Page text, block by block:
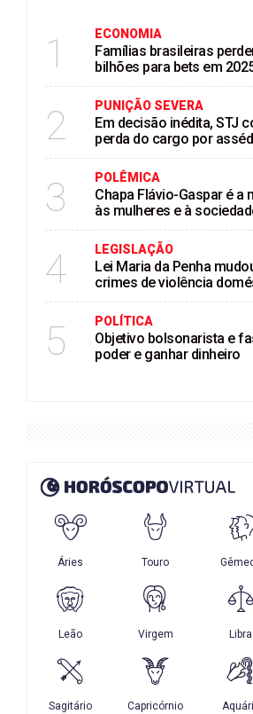
1 ECONOMIA
Famílias brasileiras
bilhões para bets em
2 PUNIÇÃO SEVERA
Em decisão inédita, STJ
perda do cargo por
3 POLÊMICA
Chapa Flávio-Gaspar é a
às mulheres e à
4 LEGISLAÇÃO
Lei Maria da Penha
crimes de violência
5 POLÍTICA
Objetivo bolsonarista e
poder e ganhar dinheiro